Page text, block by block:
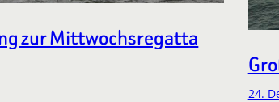
zur Mittwochsregatta
24.